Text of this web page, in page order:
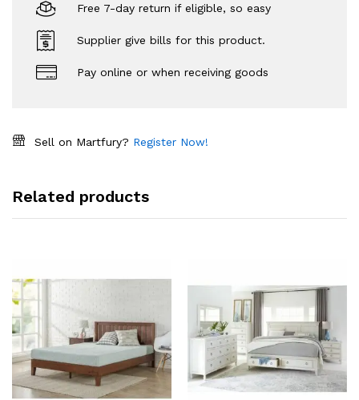
Free 7-day return if eligible, so easy
Supplier give bills for this product.
Pay online or when receiving goods
Sell on Martfury? Register Now!
Related products